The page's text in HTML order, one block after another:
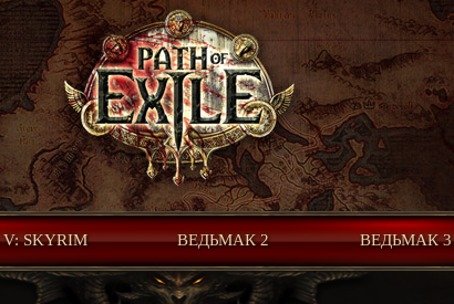
V: SKYRIM ВЕДЬМАК 2 ВЕДЬМАК 3